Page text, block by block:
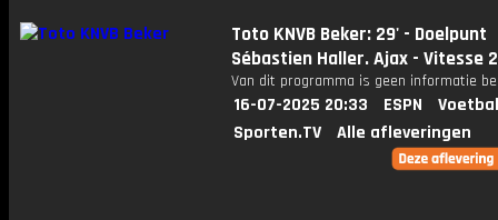
Toto KNVB Beker: 29' - Doelpunt
Sébastien Haller. Ajax - Vitesse
Van dit programma is geen informatie
16-07-2025 20:33 ESPN
Sporten.TV
Alle afleveringen